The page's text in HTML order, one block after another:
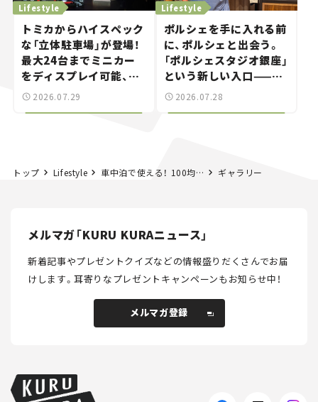
トミカからハイスペック
な「立体駐車場」が登場！
最大24台までミニカー
をディスプレイ可能、特
別な「日産 GT-R
Lifestyle
2026.07.29
ポルシェを手に入れる前
に、ポルシェと出会う。
「ポルシェスタジオ銀座」
という新しい入口——連
載｜CCGとクルマでどう
Lifestyle
2026.07.28
トップ Lifestyle 車中泊で使える！ 100均おすすめグッズ30選｜本当に便利なコスパ抜群アイテム ギャラリー
メルマガ「KURU KURAニュース」
新着記事やプレゼントクイズなどの情報盛りだくさんでお届
けします。耳寄りなプレゼントキャンペーンもお知らせ中！
メルマガ登録